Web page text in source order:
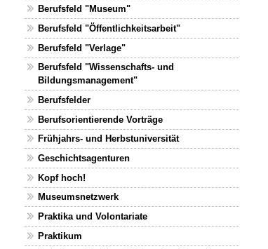
Berufsfeld "Museum"
Berufsfeld "Öffentlichkeitsarbeit"
Berufsfeld "Verlage"
Berufsfeld "Wissenschafts- und
Bildungsmanagement"
Berufsfelder
Berufsorientierende Vorträge
Frühjahrs- und Herbstuniversität
Geschichtsagenturen
Kopf hoch!
Museumsnetzwerk
Praktika und Volontariate
Praktikum